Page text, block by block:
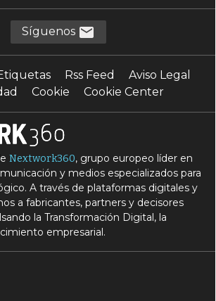
Síguenos
Rss Feed
Aviso Legal
Cookie Cookie Center
Nextwork360, grupo europeo líder en
y medios especializados para
A través de plataformas digitales y
a fabricantes, partners y decisores
la Transformación Digital, la
empresarial.